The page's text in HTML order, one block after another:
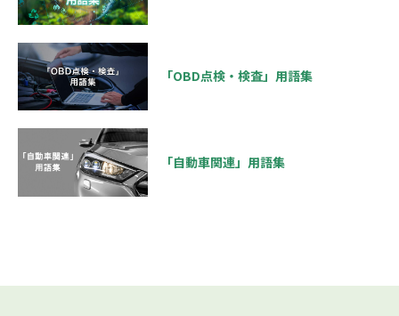
「OBD点検・検査」用語集
「自動車関連」用語集